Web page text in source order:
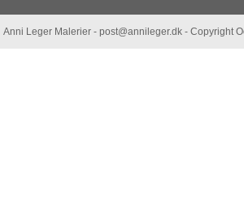
Anni Leger Malerier - post@annileger.dk - Copyright